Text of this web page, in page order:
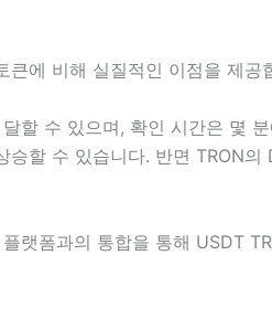
에 비해 실질적인 이점을 제공
할 수 있으며, 확인 시간은 몇
할 수 있습니다. 반면 TRON
랫폼과의 통합을 통해 USDT